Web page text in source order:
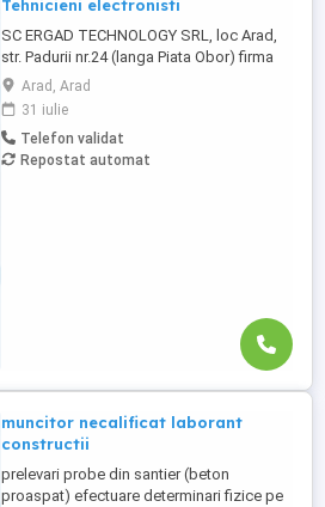
Tehnicieni electronisti
SC ERGAD TECHNOLOGY SRL, loc Arad,
str. Padurii nr.24 (langa Piata Obor) firma
cu capital integral italian care activeaza in
domeniul industriei electronice angajeaza:
TEHNICIENI ELECTRONISTI- Pentru
control si reparare placi electronice cu
tehnologia SMT si montarea
Arad, Arad
31 iulie
Telefon validat
Repostat automat
muncitor necalificat laborant
constructii
prelevari probe din santier (beton
proaspat) efectuare determinari fizice pe